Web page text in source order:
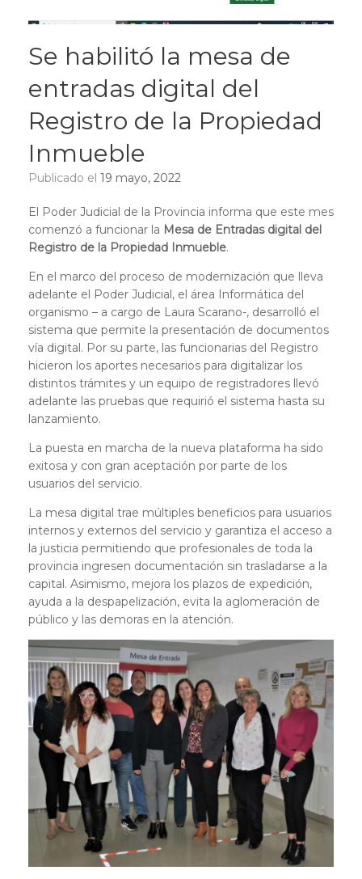
Se habilitó la mesa de
entradas digital del
Registro de la Propiedad
Inmueble
Publicado el 19 mayo, 2022
El Poder Judicial de la Provincia informa que este mes
comenzó a funcionar la Mesa de Entradas digital del
Registro de la Propiedad Inmueble.
En el marco del proceso de modernización que lleva
adelante el Poder Judicial, el área Informática del
organismo – a cargo de Laura Scarano-, desarrolló el
sistema que permite la presentación de documentos
vía digital. Por su parte, las funcionarias del Registro
hicieron los aportes necesarios para digitalizar los
distintos trámites y un equipo de registradores llevó
adelante las pruebas que requirió el sistema hasta su
lanzamiento.
La puesta en marcha de la nueva plataforma ha sido
exitosa y con gran aceptación por parte de los
usuarios del servicio.
La mesa digital trae múltiples beneficios para usuarios
internos y externos del servicio y garantiza el acceso a
la justicia permitiendo que profesionales de toda la
provincia ingresen documentación sin trasladarse a la
capital. Asimismo, mejora los plazos de expedición,
ayuda a la despapelización, evita la aglomeración de
público y las demoras en la atención.